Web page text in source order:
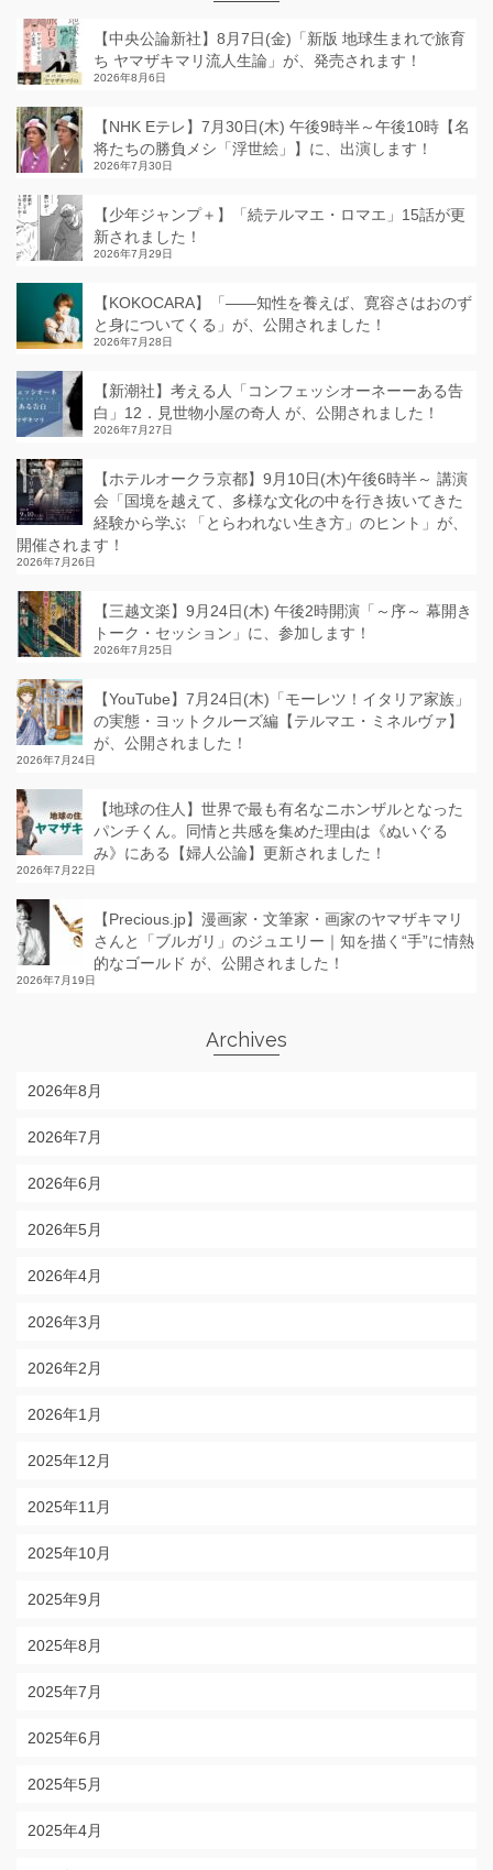
【中央公論新社】8月7日(金)「新版 地球生まれで旅育
ち ヤマザキマリ流人生論」が、発売されます！
2026年8月6日
【NHK Eテレ】7月30日(木) 午後9時半～午後10時【名
将たちの勝負メシ「浮世絵」】に、出演します！
2026年7月30日
【少年ジャンプ＋】「続テルマエ・ロマエ」15話が更
新されました！
2026年7月29日
【KOKOCARA】「——知性を養えば、寛容さはおのず
と身についてくる」が、公開されました！
2026年7月28日
【新潮社】考える人「コンフェッシオーネーーある告
白」12．見世物小屋の奇人 が、公開されました！
2026年7月27日
【ホテルオークラ京都】9月10日(木)午後6時半～ 講演
会「国境を越えて、多様な文化の中を行き抜いてきた
経験から学ぶ 「とらわれない生き方」のヒント」が、
開催されます！
2026年7月26日
【三越文楽】9月24日(木) 午後2時開演「～序～ 幕開き
トーク・セッション」に、参加します！
2026年7月25日
【YouTube】7月24日(木)「モーレツ！イタリア家族」
の実態・ヨットクルーズ編【テルマエ・ミネルヴァ】
が、公開されました！
2026年7月24日
【地球の住人】世界で最も有名なニホンザルとなった
パンチくん。同情と共感を集めた理由は《ぬいぐる
み》にある【婦人公論】更新されました！
2026年7月22日
【Precious.jp】漫画家・文筆家・画家のヤマザキマリ
さんと「ブルガリ」のジュエリー｜知を描く“手”に情熱
的なゴールド が、公開されました！
2026年7月19日
Archives
2026年8月
2026年7月
2026年6月
2026年5月
2026年4月
2026年3月
2026年2月
2026年1月
2025年12月
2025年11月
2025年10月
2025年9月
2025年8月
2025年7月
2025年6月
2025年5月
2025年4月